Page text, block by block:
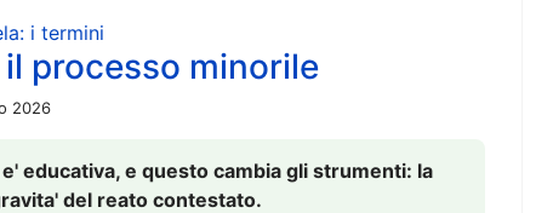
i termini
processo minorile
2026
educativa, e questo cambia gli strumenti: la
del reato contestato.